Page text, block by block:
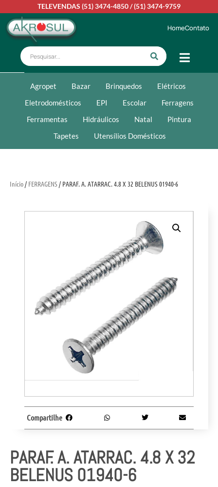
TELEVENDAS (51) 3474-4850/(51) 3474-9759
HomeContato
Agropet Bazar Brinquedos
Elétricos
Eletrodomésticos
EPI Escolar
Ferragens
Ferramentas
Hidráulicos Natal
Pintura
Tapetes
Utensílios Domésticos
Início/ FERRAGENS/ PARAF. A. ATARRAC. 4.8 X 32 BELENUS 01940-6
PARAF. A. ATARRAC. 4.8 X 32
BELENUS 01940-6
Compartilhe